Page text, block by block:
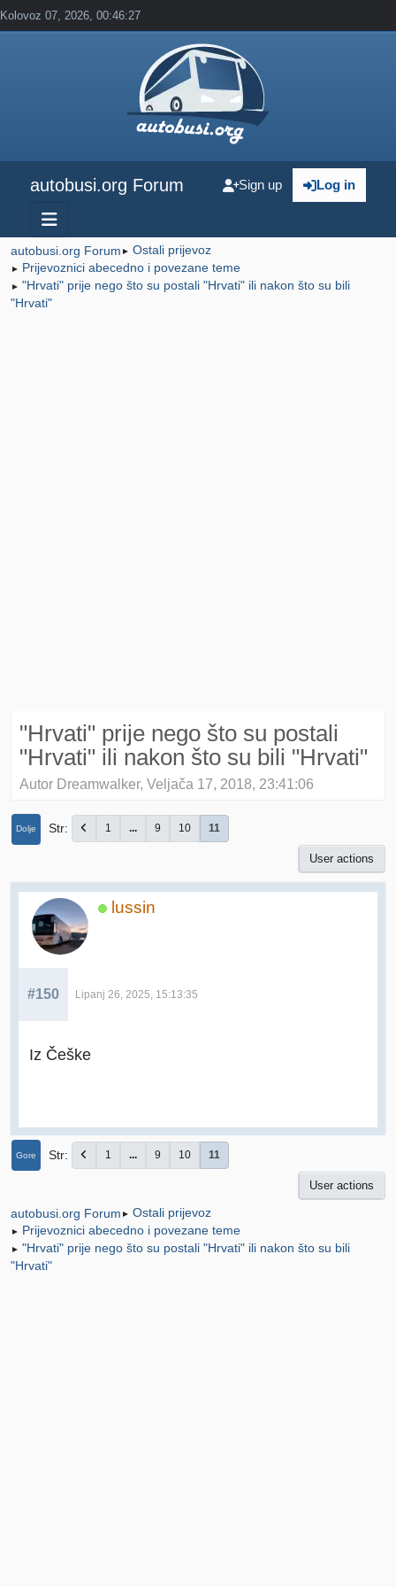
Kolovoz 07, 2026, 00:46:27
autobusi.org Forum Log in
Sign up
autobusi.org Forum ► Ostali prijevoz
► Prijevoznici abecedno i povezane teme
► "Hrvati" prije nego što su postali "Hrvati" ili nakon što su bili
"Hrvati"
"Hrvati" prije nego što su postali
"Hrvati" ili nakon što su bili "Hrvati"
Autor Dreamwalker, Veljača 17, 2018, 23:41:06
Dolje Str 1 ... 9 10 11
User actions
lussin
#150 Lipanj 26, 2025, 15:13:35
Iz Češke
Gore Str 1 ... 9 10 11
User actions
autobusi.org Forum ► Ostali prijevoz
► Prijevoznici abecedno i povezane teme
► "Hrvati" prije nego što su postali "Hrvati" ili nakon što su bili
"Hrvati"